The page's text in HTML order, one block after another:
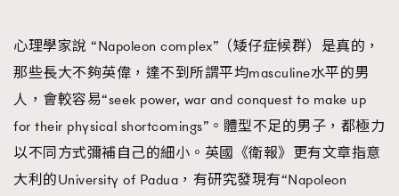
心理學家說 “Napoleon complex”（矮仔症候群）是真的，
那些長大不夠英偉，達不到所謂平均masculine水平的男
人，會較容易“seek power, war and conquest to make up
for their physical shortcomings”。體型不足的男子，都極力
以不同方式彌補自己的細小。英國《衛報》更有文章指意
大利的University of Padua，有研究發現有“Napoleon